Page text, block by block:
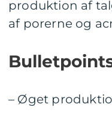
produktion af
af porerne og
– Øget